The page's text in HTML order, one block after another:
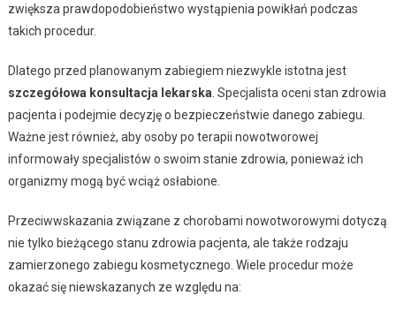
zwiększa prawdopodobieństwo wystąpienia powikłań podczas
takich procedur.
Dlatego przed planowanym zabiegiem niezwykle istotna jest
szczegółowa konsultacja lekarska . Specjalista oceni stan zdrowia
pacjenta i podejmie decyzję o bezpieczeństwie danego zabiegu.
Ważne jest również, aby osoby po terapii nowotworowej
informowały specjalistów o swoim stanie zdrowia, ponieważ ich
organizmy mogą być wciąż osłabione.
Przeciwwskazania związane z chorobami nowotworowymi dotyczą
nie tylko bieżącego stanu zdrowia pacjenta, ale także rodzaju
zamierzonego zabiegu kosmetycznego. Wiele procedur może
okazać się niewskazanych ze względu na: